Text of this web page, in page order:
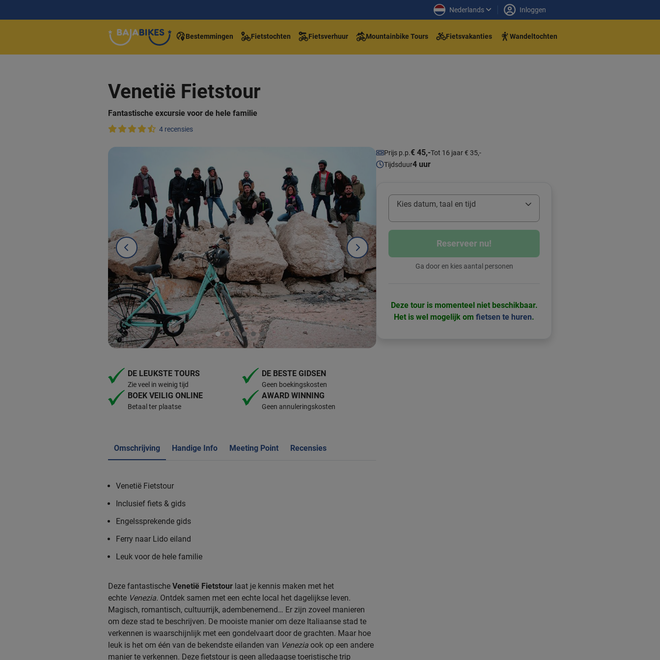
Nederlands Inloggen
Bestemmingen Fietstochten Fietsverhuur Mountainbike Tours Fietsvakanties Wandeltochten
Venetië Fietstour
Fantastische excursie voor de hele familie
4 recensies
DE LEUKSTE TOURS
Zie veel in weinig tijd
DE BESTE GIDSEN
Geen boekingskosten
BOEK VEILIG ONLINE
Betaal ter plaatse
AWARD WINNING
Geen annuleringskosten
Omschrijving Handige Info Meeting Point Recensies
Venetië Fietstour
Inclusief fiets & gids
Engelssprekende gids
Ferry naar Lido eiland
Leuk voor de hele familie
Deze fantastische Venetië Fietstour laat je kennis maken met het
echte Venezia. Ontdek samen met een echte local het dagelijkse leven.
Magisch, romantisch, cultuurrijk, adembenemend… Er zijn zoveel manieren
om deze stad te beschrijven. De mooiste manier om deze Italiaanse stad te
verkennen is waarschijnlijk met een gondelvaart door de grachten. Maar hoe
leuk is het om één van de bekendste eilanden van Venezia ook op een andere
manier te verkennen. Deze fietstour is geen alledaagse toeristische trip
Prijs p.p.€ 45,-Tot 16 jaar € 35,-
Tijdsduur4 uur
Kies datum, taal en tijd
Reserveer nu!
Ga door en kies aantal personen
Deze tour is momenteel niet beschikbaar.
Het is wel mogelijk om fietsen te huren.